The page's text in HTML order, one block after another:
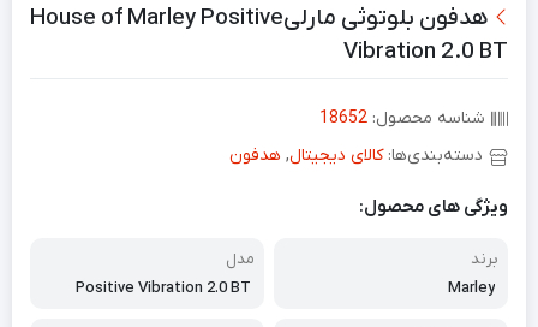
هدفون بلوتوثی مارلیHouse of Marley Positive
Vibration 2.0 BT
شناسه محصول: 18652
دسته‌بندی‌ها:کالای دیجیتال, هدفون
ویژگی های محصول:
برند
Marley
مدل
Positive Vibration 2.0 BT